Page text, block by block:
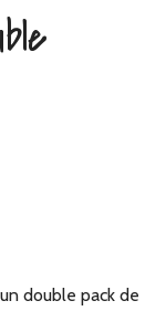
double pack de